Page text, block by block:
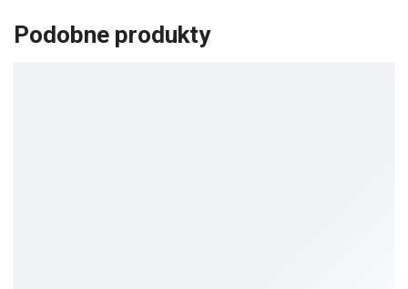
Podobne produkty